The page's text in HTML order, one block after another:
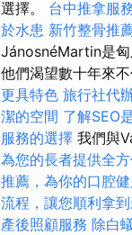
選擇。 台中推拿服
於水患 新竹整骨推
JánosnéMartin是匈
他們渴望數十年來
更具特色 旅行社代
潔的空間 了解SEO
服務的選擇 我們與
為您的長者提供全
推薦，為你的口腔
流程，讓您順利拿
產後照顧服務 除白